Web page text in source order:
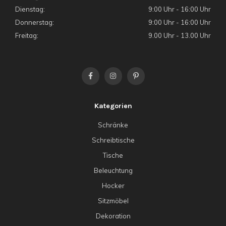
Dienstag:
9:00 Uhr - 16:00 Uhr
Donnerstag:
9:00 Uhr - 16:00 Uhr
Freitag:
9.00 Uhr - 13.00 Uhr
Kategorien
Schränke
Schreibtische
Tische
Beleuchtung
Hocker
Sitzmöbel
Dekoration